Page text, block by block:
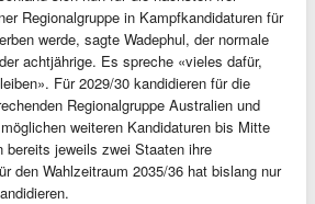
Regionalgruppe in Kampfkandidaturen für
werde, sagte Wadephul, der normale
achtjährige. Es spreche «vieles dafür,
Für 2029/30 kandidieren für die
Regionalgruppe Australien und
weiteren Kandidaturen bis Mitte
bereits jeweils zwei Staaten ihre
den Wahlzeitraum 2035/36 hat bislang nur